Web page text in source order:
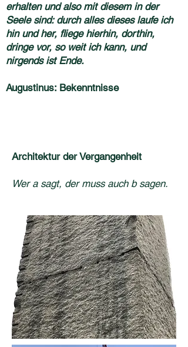
erhalten und also mit diesem in der
Seele sind: durch alles dieses laufe ich
hin und her, fliege hierhin, dorthin,
dringe vor, so weit ich kann, und
nirgends ist Ende.
Augustinus: Bekenntnisse
Architektur der Vergangenheit
Wer a sagt, der muss auch b sagen.